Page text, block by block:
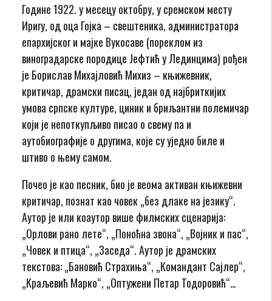
Године 1922. у месецу октобру, у сремском месту
Иригу, од оца Гојка – свештеника, администратора
епархијског и мајке Вукосаве (пореклом из
виноградарске породице Јефтић у Лединцима) рођен
је Борислав Михајловић Михиз – књижевник,
критичар, драмски писац, један од најбриткијих
умова српске културе, циник и бриљантни полемичар
који је непоткупљиво писао о свему па и
аутобиографије о другима, које су уједно биле и
штиво о њему самом.
Почео је као песник, био је веома активан књижевни
критичар, познат као човек „без длаке на језику“.
Аутор је или коаутор више филмских сценарија:
„Орлови рано лете“, „Поноћна звона“, „Војник и пас“,
„Човек и птица“, „Заседа“. Аутор је драмских
текстова: „Бановић Страхиња“, „Командант Сајлер“,
„Краљевић Марко“, „Оптужени Петар Тодоровић“…